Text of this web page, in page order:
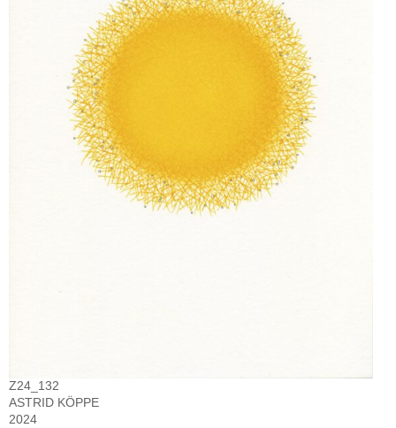
Z24_132
ASTRID KÖPPE
2024